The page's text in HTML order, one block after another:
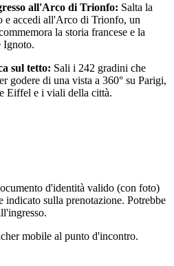
all'Arco di Trionfo: Salta la
e accedi all'Arco di Trionfo, un
la storia francese e la
Ignoto.
sul tetto: Sali i 242 gradini che
godere di una vista a 360° su Parigi,
Eiffel e i viali della città.
d'identità valido (con foto)
indicato sulla prenotazione. Potrebbe
mobile al punto d'incontro.